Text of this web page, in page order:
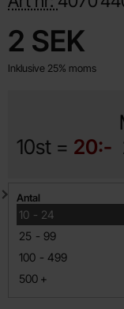
pris
2 SEK
Inklusive 25% moms
10st = 20:-
Mängdrabatt
Antal
10 -
till 24
25 -
till 99
100 -
till 499
500 +
till